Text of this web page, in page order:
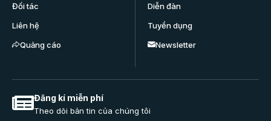
Đối tác
Liên hệ
Quảng cáo
Diễn đàn
Tuyển dụng
Newsletter
Đăng kí miễn phí
Theo dõi bản tin của chúng tôi